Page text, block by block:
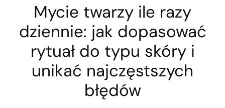
Mycie twarzy ile razy
dziennie: jak dopasować
rytuał do typu skóry i
unikać najczęstszych
błędów